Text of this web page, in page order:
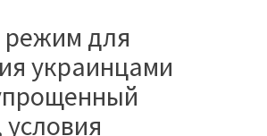
для
украинцами